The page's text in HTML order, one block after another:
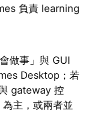
負責 learning
做事」與 GUI
Desktop；若
gateway 控
主，或兩者並